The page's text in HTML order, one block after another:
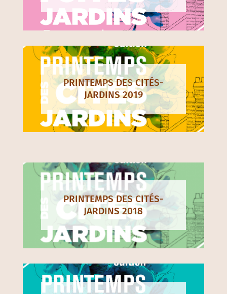
PRINTEMPS DES CITÉS-
JARDINS 2019
PRINTEMPS DES CITÉS-
JARDINS 2018